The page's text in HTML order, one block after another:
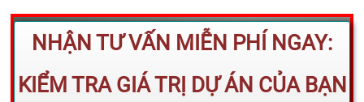
NHẬN TƯ VẤN MIỄN PHÍ NGAY:
KIỂM TRA GIÁ TRỊ DỰ ÁN CỦA BẠN